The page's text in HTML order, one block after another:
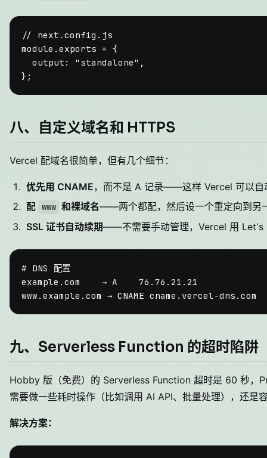
// next.config.js
module . exports = {
output : "standalone" ,
八、自定义域名和 HTTPS
Vercel 配域名很简单，但有几个细节：
优先用 CNAME，而不是 A 记录——这样 Vercel 可以自
配 www 和裸域名——两个都配，然后设一个重定向到另
SSL 证书自动续期——不需要手动管理，Vercel 用 Let's
# DNS 配置
example.com    → A    76.76.21.21
九、Serverless Function 的超时陷阱
Hobby 版（免费）的 Serverless Function 超时是 60 秒，
需要做一些耗时操作（比如调用 AI API、批量处理），还是
解决方案：